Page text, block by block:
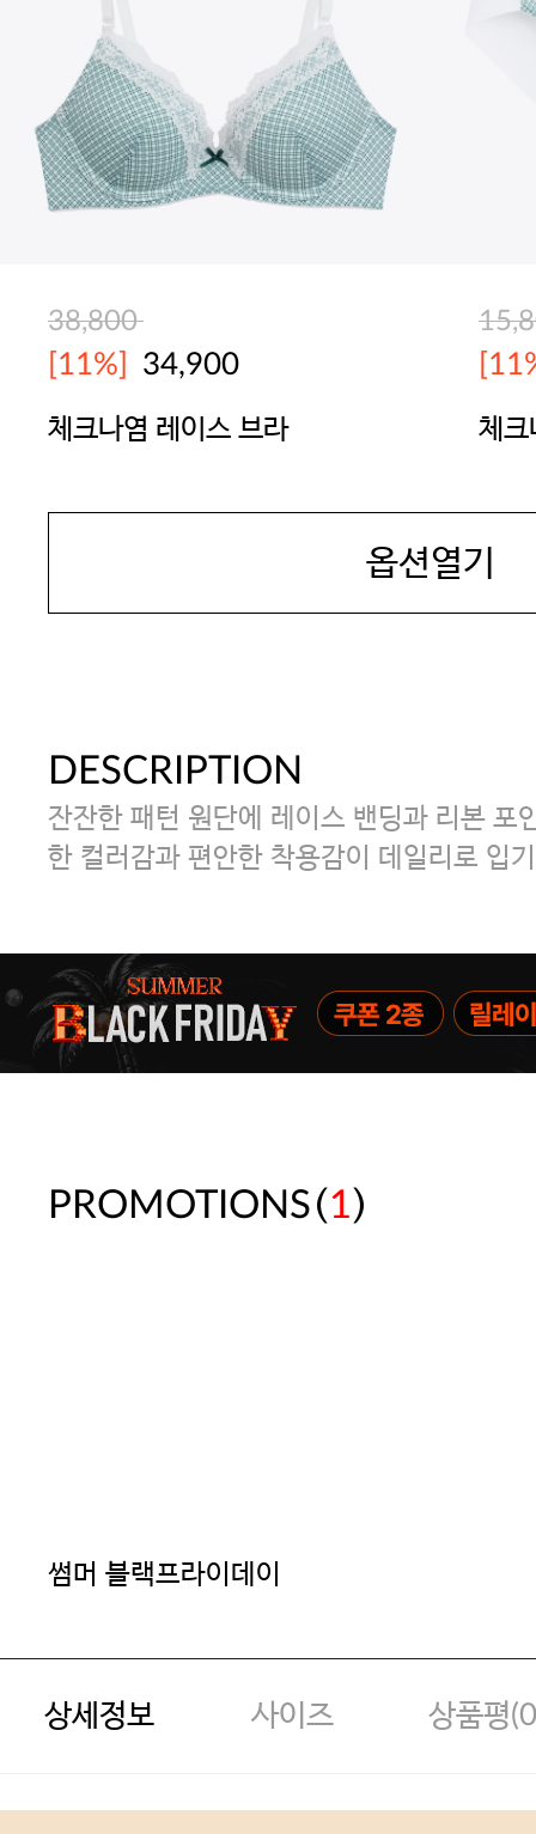
38,800
[11%] 34,900
체크나염 레이스 브라 체크
옵션열기
DESCRIPTION
잔잔한 패턴 원단에 레이스 밴딩과 리본 포
한 컬러감과 편안한 착용감이 데일리로 입
PROMOTIONS(1)
썸머 블랙프라이데이
상세정보 사이즈 상품평(0